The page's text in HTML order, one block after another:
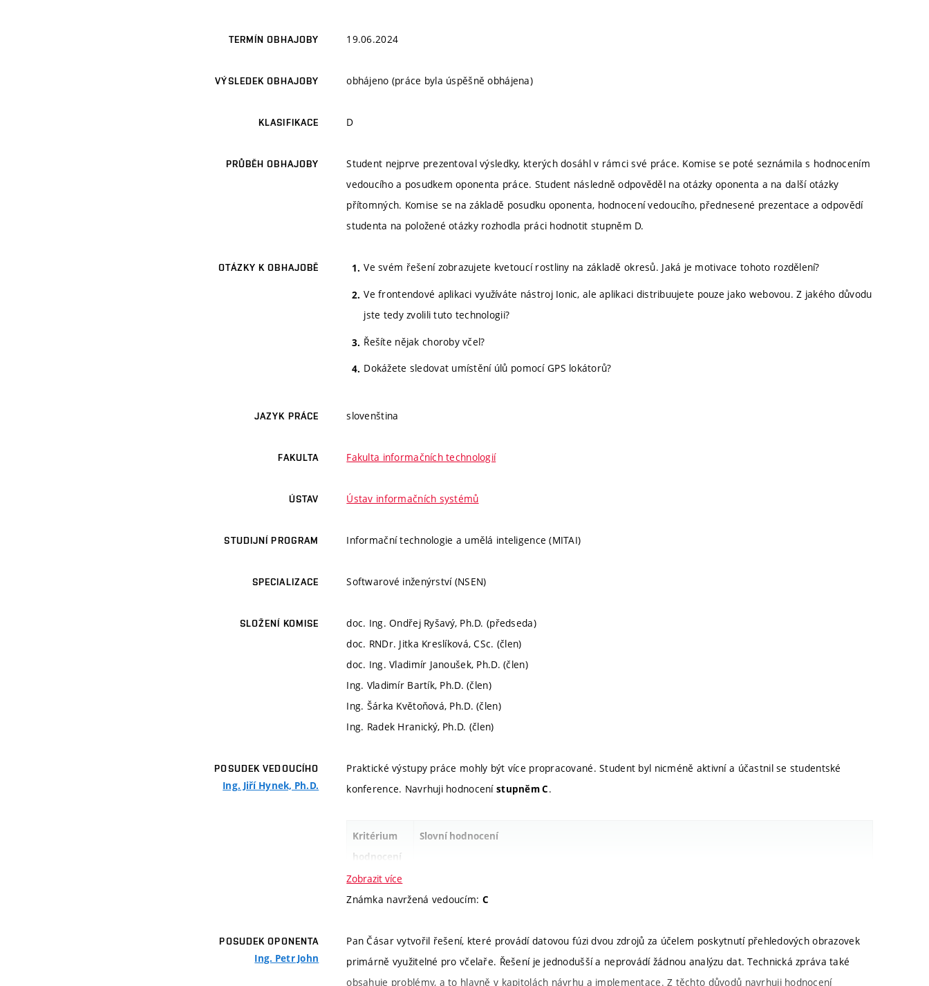
TERMÍN OBHAJOBY 19.06.2024
VÝSLEDEK OBHAJOBY obhájeno (práce byla úspěšně obhájena)
KLASIFIKACE D
PRŮBĚH OBHAJOBY
Student nejprve prezentoval výsledky, kterých dosáhl v rámci své práce. Komise se poté seznámila s hodnocením
vedoucího a posudkem oponenta práce. Student následně odpověděl na otázky oponenta a na další otázky
přítomných. Komise se na základě posudku oponenta, hodnocení vedoucího, přednesené prezentace a odpovědí
studenta na položené otázky rozhodla práci hodnotit stupněm D.
OTÁZKY K OBHAJOBĚ Ve svém řešení zobrazujete kvetoucí rostliny na základě okresů. Jaká je motivace tohoto rozdělení?
Ve frontendové aplikaci využíváte nástroj Ionic, ale aplikaci distribuujete pouze jako webovou. Z jakého důvodu
jste tedy zvolili tuto technologii?
Řešíte nějak choroby včel?
Dokážete sledovat umístění úlů pomocí GPS lokátorů?
JAZYK PRÁCE slovenština
FAKULTA Fakulta informačních technologií
ÚSTAV Ústav informačních systémů
STUDIJNÍ PROGRAM Informační technologie a umělá inteligence (MITAI)
SPECIALIZACE Softwarové inženýrství (NSEN)
SLOŽENÍ KOMISE
doc. Ing. Ondřej Ryšavý, Ph.D. (předseda)
doc. RNDr. Jitka Kreslíková, CSc. (člen)
doc. Ing. Vladimír Janoušek, Ph.D. (člen)
Ing. Vladimír Bartík, Ph.D. (člen)
Ing. Šárka Květoňová, Ph.D. (člen)
Ing. Radek Hranický, Ph.D. (člen)
POSUDEK VEDOUCÍHO
Ing. Jiří Hynek, Ph.D.
Praktické výstupy práce mohly být více propracované. Student byl nicméně aktivní a účastnil se studentské
konference. Navrhuji hodnocenístupněm C.
Kritérium
hodnocení
Slovní hodnocení
Informace k
tvorbu serverové (Python, FastAPI) a klientské (JavaScript, React, Ant Design) části webové
aplikace, dále knihovny pro vizualizaci dat (ApexCharts) a tvorbu interaktivních map (Leaflet).
Zobrazit více
Známka navržená vedoucím: C
POSUDEK OPONENTA
Ing. Petr John
Pan Čásar vytvořil řešení, které provádí datovou fúzi dvou zdrojů za účelem poskytnutí přehledových obrazovek
primárně využitelné pro včelaře. Řešení je jednodušší a neprovádí žádnou analýzu dat. Technická zpráva také
obsahuje problémy, a to hlavně v kapitolách návrhu a implementace. Z těchto důvodů navrhuji hodnocení